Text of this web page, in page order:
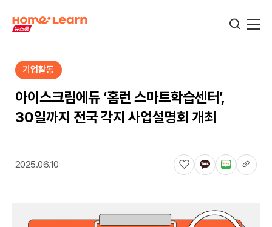
기업뉴스
서비스뉴스
교육정보
학습정보
기업활동
아이스크림에듀 ‘홈런 스마트학습센터’,
30일까지 전국 각지 사업설명회 개최
2025.06.10